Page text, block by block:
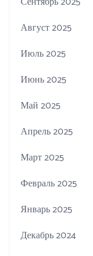
Август 2025
Июль 2025
Июнь 2025
Май 2025
Апрель 2025
Март 2025
Февраль 2025
Январь 2025
Декабрь 2024